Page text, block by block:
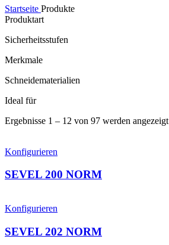
Startseite Produkte
Produktart
Sicherheitsstufen
Merkmale
Schneidematerialien
Ideal für
Ergebnisse 1 – 12 von 97 werden angezeigt
Konfigurieren
SEVEL 200 NORM
Konfigurieren
SEVEL 202 NORM